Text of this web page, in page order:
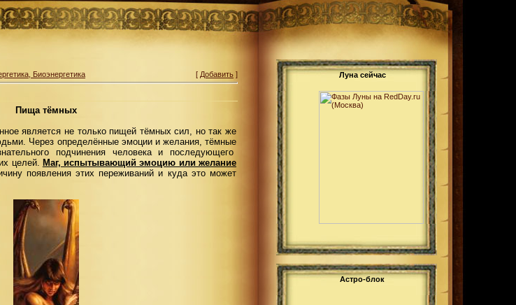
Биоэнергетика [ Добавить ]
Пища тёмных
является не только пищей тёмных сил, но так же
Через определённые эмоции и желания, тёмные
подчинения человека и последующего
целей. Маг, испытывающий эмоцию или желание
появления этих переживаний и куда это может
Луна сейчас
Астро-блок